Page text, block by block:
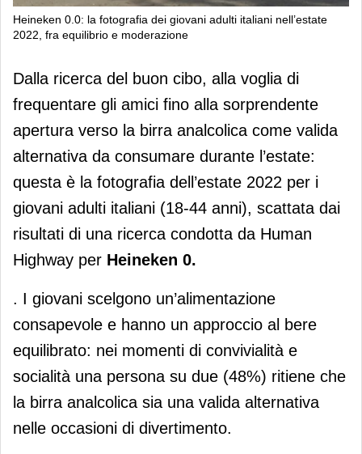
Heineken 0.0: la fotografia dei giovani adulti italiani nell’estate
2022, fra equilibrio e moderazione
Heineken 0.0: la fotografia dei giovani
adulti italiani nell’estate 2022, fra
equilibrio e moderazione
Dalla ricerca del buon cibo, alla voglia di
frequentare gli amici fino alla sorprendente
apertura verso la birra analcolica come valida
alternativa da consumare durante l’estate:
questa è la fotografia dell’estate 2022 per i
giovani adulti italiani (18-44 anni), scattata dai
risultati di una ricerca condotta da Human
Highway per Heineken 0.
. I giovani scelgono un’alimentazione
consapevole e hanno un approccio al bere
equilibrato: nei momenti di convivialità e
socialità una persona su due (48%) ritiene che
la birra analcolica sia una valida alternativa
nelle occasioni di divertimento.